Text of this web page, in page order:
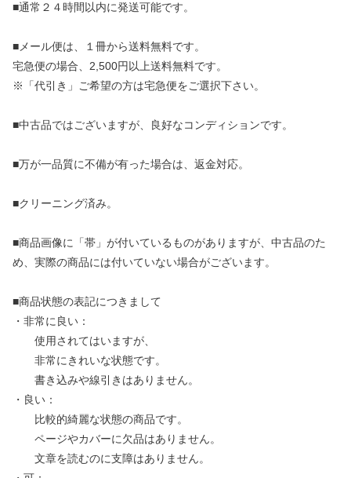
■通常２４時間以内に発送可能です。
■メール便は、１冊から送料無料です。
宅急便の場合、2,500円以上送料無料です。
※「代引き」ご希望の方は宅急便をご選択下さい。
■中古品ではございますが、良好なコンディションです。
■万が一品質に不備が有った場合は、返金対応。
■クリーニング済み。
■商品画像に「帯」が付いているものがありますが、中古品のた
め、実際の商品には付いていない場合がございます。
■商品状態の表記につきまして
・非常に良い：
使用されてはいますが、
非常にきれいな状態です。
書き込みや線引きはありません。
・良い：
比較的綺麗な状態の商品です。
ページやカバーに欠品はありません。
文章を読むのに支障はありません。